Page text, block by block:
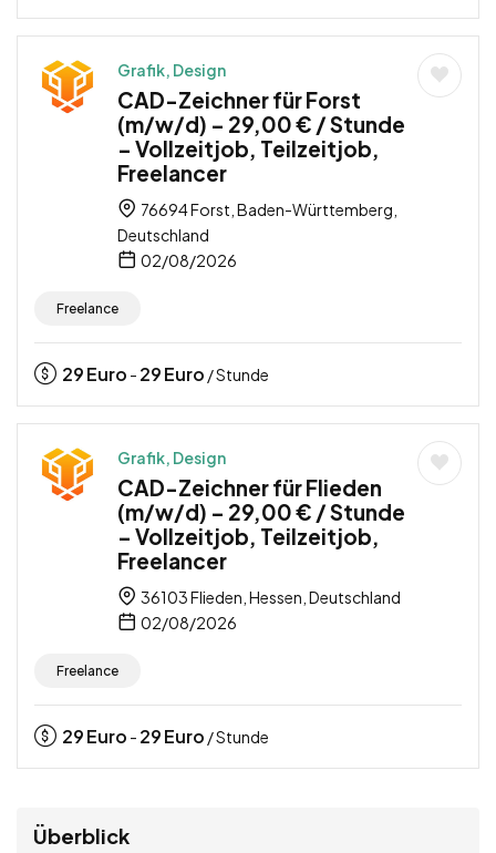
Grafik, Design
CAD-Zeichner für Forst
(m/w/d) – 29,00 € / Stunde
– Vollzeitjob, Teilzeitjob,
Freelancer
76694 Forst, Baden-Württemberg,
Deutschland
02/08/2026
Freelance
29Euro - 29Euro / Stunde
Grafik, Design
CAD-Zeichner für Flieden
(m/w/d) – 29,00 € / Stunde
– Vollzeitjob, Teilzeitjob,
Freelancer
36103 Flieden, Hessen, Deutschland
02/08/2026
Freelance
29Euro - 29Euro / Stunde
Überblick